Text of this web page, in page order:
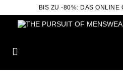
BIS ZU -80%: DAS ONLINE